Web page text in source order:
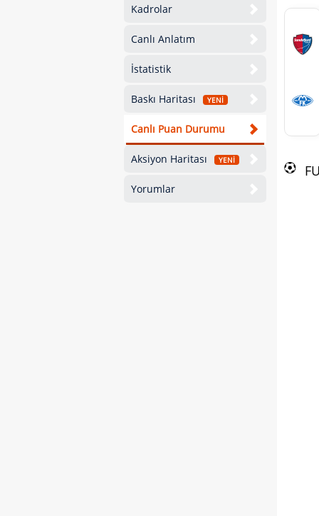
Kadrolar
Canlı Anlatım
İstatistik
Baskı Haritası YENİ
Canlı Puan Durumu
Aksiyon Haritası YENİ
Yorumlar